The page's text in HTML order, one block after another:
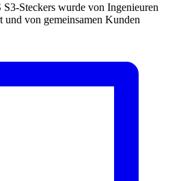
Steckers wurde von Ingenieuren
und von gemeinsamen Kunden